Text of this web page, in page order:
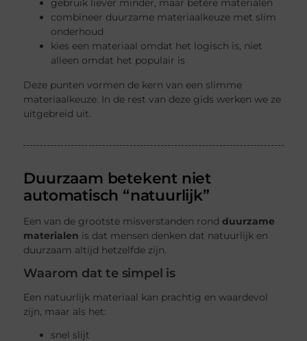
gebruik liever minder, maar betere materialen
combineer duurzame materiaalkeuze met slim
onderhoud
kies een materiaal omdat het logisch is, niet
alleen omdat het populair is
Deze punten vormen de kern van een slimme
materiaalkeuze. In de rest van deze gids werken we ze
uitgebreid uit.
Duurzaam betekent niet
automatisch “natuurlijk”
Een van de grootste misverstanden rondduurzame
materialen is dat mensen denken dat natuurlijk en
duurzaam altijd hetzelfde zijn.
Waarom dat te simpel is
Een natuurlijk materiaal kan prachtig en waardevol
zijn, maar als het:
snel slijt